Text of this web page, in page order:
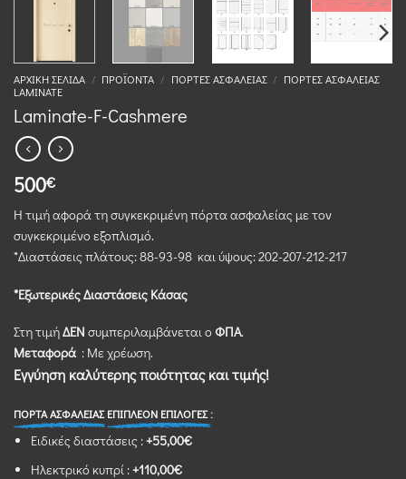
ΑΡΧΙΚΉ ΣΕΛΊΔΑ / ΠΡΟΪΌΝΤΑ / ΠΌΡΤΕΣ ΑΣΦΑΛΕΊΑΣ / ΠΌΡΤΕΣ ΑΣΦΑΛΕΊΑΣ
LAMINATE
Laminate-F-Cashmere
500€
Η τιμή αφορά τη συγκεκριμένη πόρτα ασφαλείας με τον
συγκεκριμένο εξοπλισμό.
*Διαστάσεις πλάτoυς: 88-93-98 και ύψους: 202-207-212-217
*Εξωτερικές Διαστάσεις Κάσας
Στη τιμήΔΕΝ συμπεριλαμβάνεται οΦΠΑ.
Μεταφορά : Με χρέωση.
Εγγύηση καλύτερης ποιότητας και τιμής!
ΠΟΡΤΑ ΑΣΦΑΛΕΙΑΣΕΠΙΠΛΕΟΝ ΕΠΙΛΟΓΕΣ :
Ειδικές διαστάσεις :+55,00€
Ηλεκτρικό κυπρί :+110,00€